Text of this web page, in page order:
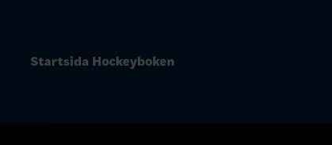
Startsida Hockeyboken